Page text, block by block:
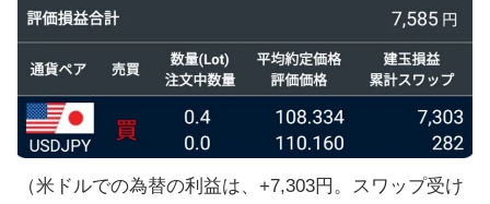
（米ドルでの為替の利益は、+7,303円。スワップ受け